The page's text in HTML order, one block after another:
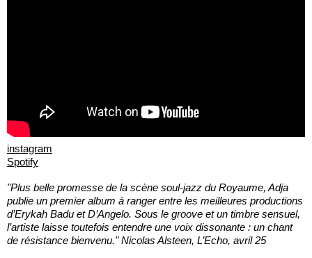
instagram
Spotify
"Plus belle promesse de la scène soul-jazz du Royaume, Adja
publie un premier album à ranger entre les meilleures productions
d’Erykah Badu et D’Angelo. Sous le groove et un timbre sensuel,
l’artiste laisse toutefois entendre une voix dissonante : un chant
de résistance bienvenu." Nicolas Alsteen, L’Echo, avril 25